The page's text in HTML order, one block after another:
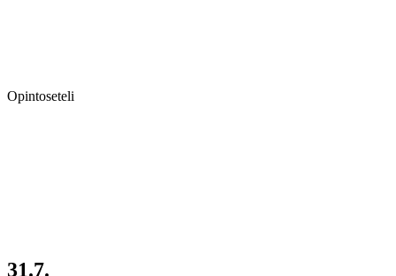
Opintoseteli
31.7.